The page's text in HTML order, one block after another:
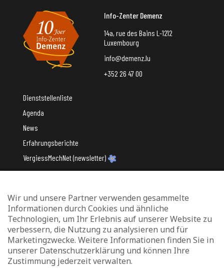
Info-Zenter Demenz
14a, rue des Bains L-1212
Luxembourg
info@demenz.lu
+352 26 47 00
Dienststellenliste
Agenda
News
Erfahrungsberichte
VergiessMechNet (newsletter)
Mit Unterstützung des
Datenschutz und Verwaltung von Cookies
Wir und unsere Partner verwenden gesammelte
Informationen durch Cookies und ähnliche
Technologien, um Ihr Erlebnis auf unserer Website zu
verbessern, die Nutzung zu analysieren und für
Marketingzwecke. Weitere Informationen finden Sie in
unserer Datenschutzerklärung und können Ihre
Zustimmung jederzeit verwalten.